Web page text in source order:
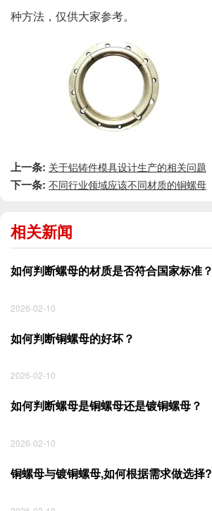
种方法，仅供大家参考。
上一条: 关于铝铸件模具设计生产的相关问题
下一条: 不同行业领域应该不同材质的铜螺母
相关新闻
如何判断螺母的材质是否符合国家标准？
2026-02-10
如何判断铜螺母的好坏？
2026-02-10
如何判断螺母是铜螺母还是镀铜螺母？
2026-02-10
铜螺母与镀铜螺母,如何根据需求做选择?